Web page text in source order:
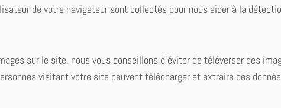
de votre navigateur sont collectés pour nous aider à la
sur le site, nous vous conseillons d’éviter de téléverser des
visitant votre site peuvent télécharger et extraire des